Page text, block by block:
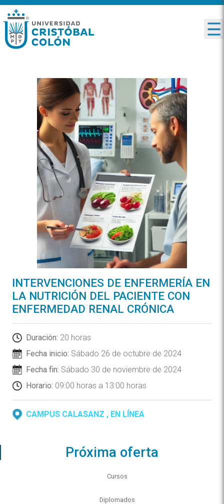
INTERVENCIONES DE ENFERMERÍA EN
LA NUTRICIÓN DEL PACIENTE CON
ENFERMEDAD RENAL CRÓNICA
Duración: 20 horas
Fecha inicio: Sábado 26 de octubre de 2024
Fecha fin: Sábado 30 de noviembre de 2024
Horario: 09:00 horas a 13:00 horas
CAMPUS CALASANZ , EN LÍNEA
Próxima oferta
Cursos
Diplomados